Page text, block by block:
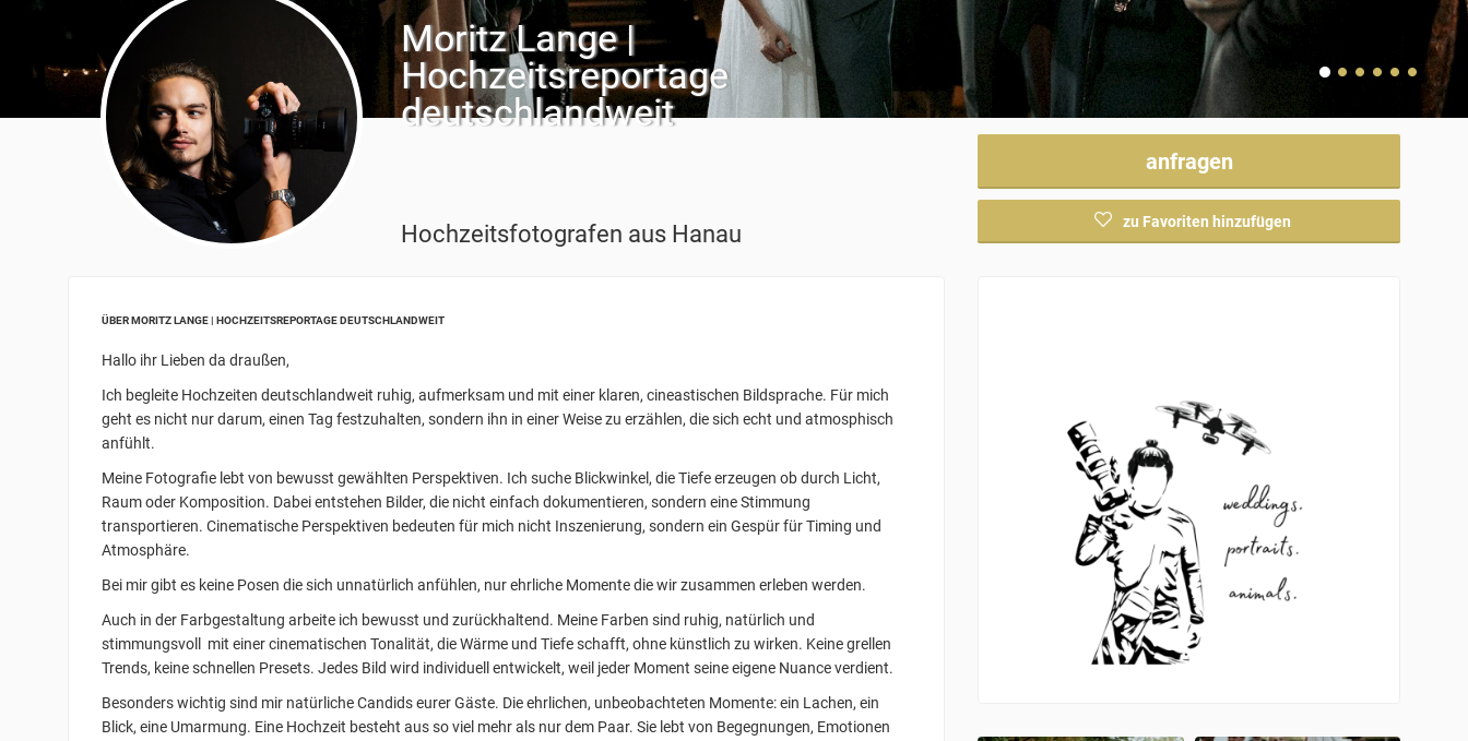
Moritz Lange |
Hochzeitsreportage
deutschlandweit
Hochzeitsfotografen aus Hanau
anfragen
zu Favoriten hinzufügen
ÜBER MORITZ LANGE | HOCHZEITSREPORTAGE DEUTSCHLANDWEIT
Hallo ihr Lieben da draußen,
Ich begleite Hochzeiten deutschlandweit ruhig, aufmerksam und mit einer klaren, cineastischen Bildsprache. Für mich
geht es nicht nur darum, einen Tag festzuhalten, sondern ihn in einer Weise zu erzählen, die sich echt und atmosphisch
anfühlt.
Meine Fotografie lebt von bewusst gewählten Perspektiven. Ich suche Blickwinkel, die Tiefe erzeugen ob durch Licht,
Raum oder Komposition. Dabei entstehen Bilder, die nicht einfach dokumentieren, sondern eine Stimmung
transportieren. Cinematische Perspektiven bedeuten für mich nicht Inszenierung, sondern ein Gespür für Timing und
Atmosphäre.
Bei mir gibt es keine Posen die sich unnatürlich anfühlen, nur ehrliche Momente die wir zusammen erleben werden.
Auch in der Farbgestaltung arbeite ich bewusst und zurückhaltend. Meine Farben sind ruhig, natürlich und
stimmungsvoll mit einer cinematischen Tonalität, die Wärme und Tiefe schafft, ohne künstlich zu wirken. Keine grellen
Trends, keine schnellen Presets. Jedes Bild wird individuell entwickelt, weil jeder Moment seine eigene Nuance verdient.
Besonders wichtig sind mir natürliche Candids eurer Gäste. Die ehrlichen, unbeobachteten Momente: ein Lachen, ein
Blick, eine Umarmung. Eine Hochzeit besteht aus so viel mehr als nur dem Paar. Sie lebt von Begegnungen, Emotionen